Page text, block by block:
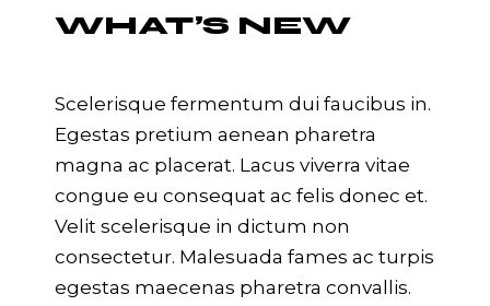
WHAT’S NEW
Scelerisque fermentum dui faucibus in.
Egestas pretium aenean pharetra
magna ac placerat. Lacus viverra vitae
congue eu consequat ac felis donec et.
Velit scelerisque in dictum non
consectetur. Malesuada fames ac turpis
egestas maecenas pharetra convallis.